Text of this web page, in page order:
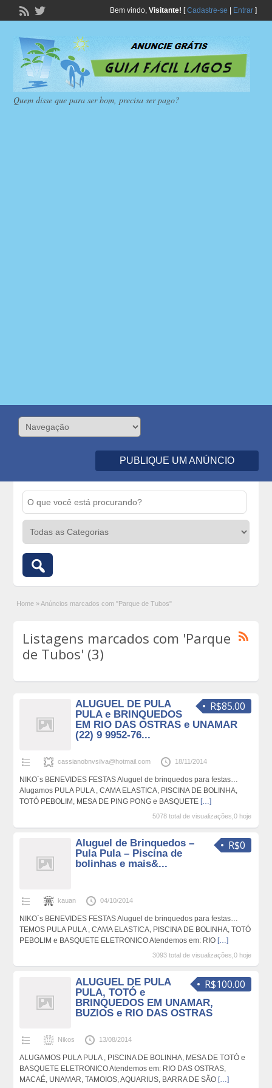
Bem vindo, Visitante! [Cadastre-se Entrar]
Quem disse que para ser bom, precisa ser pago?
PUBLIQUE UM ANÚNCIO
Home » Anúncios marcados com "Parque de Tubos"
Listagens marcados com 'Parque
de Tubos' (3)
R$85.00
ALUGUEL DE PULA
PULA e BRINQUEDOS
EM RIO DAS OSTRAS e UNAMAR
(22) 9 9952-76...
cassianobnvsilva@hotmail.com 18/11/2014
NIKO´s BENEVIDES FESTAS Aluguel de brinquedos para festas…
Alugamos PULA PULA , CAMA ELASTICA, PISCINA DE BOLINHA,
TOTÓ PEBOLIM, MESA DE PING PONG e BASQUETE […]
5078 total de visualizações,0 hoje
R$0
Aluguel de Brinquedos –
Pula Pula – Piscina de
bolinhas e mais&...
kauan 04/10/2014
NIKO´s BENEVIDES FESTAS Aluguel de brinquedos para festas…
TEMOS PULA PULA , CAMA ELASTICA, PISCINA DE BOLINHA, TOTÓ
PEBOLIM e BASQUETE ELETRONICO Atendemos em: RIO […]
3093 total de visualizações,0 hoje
R$100.00
ALUGUEL DE PULA
PULA, TOTÓ e
BRINQUEDOS EM UNAMAR,
BUZIOS e RIO DAS OSTRAS
Nikos 13/08/2014
ALUGAMOS PULA PULA , PISCINA DE BOLINHA, MESA DE TOTÓ e
BASQUETE ELETRONICO Atendemos em: RIO DAS OSTRAS,
MACAÉ, UNAMAR, TAMOIOS, AQUARIUS, BARRA DE SÃO […]